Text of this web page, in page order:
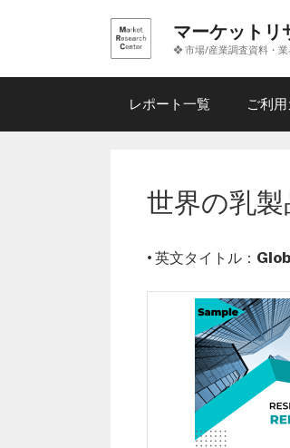
ン
マーケットリ
❖ 市場/産業調査資料・業
レポート一覧 ご利
世界の乳
• 英文タイトル：